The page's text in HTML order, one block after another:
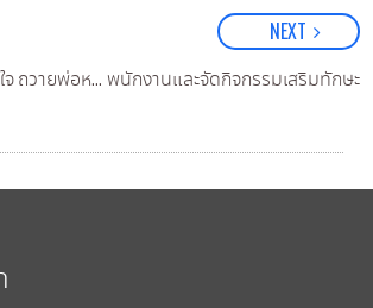
ดอกไม้จันทน์ ทำจากใจ ถวายพ่อหลวง
NEXT
ร-ธิดาของพนักงานและจัดกิจกรรมเสริมทักษะ